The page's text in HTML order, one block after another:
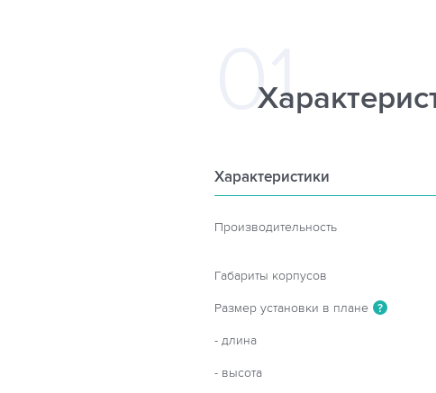
Характеристики
Производительность
Габариты корпусов
Размер установки в плане ?
- длина
- высота